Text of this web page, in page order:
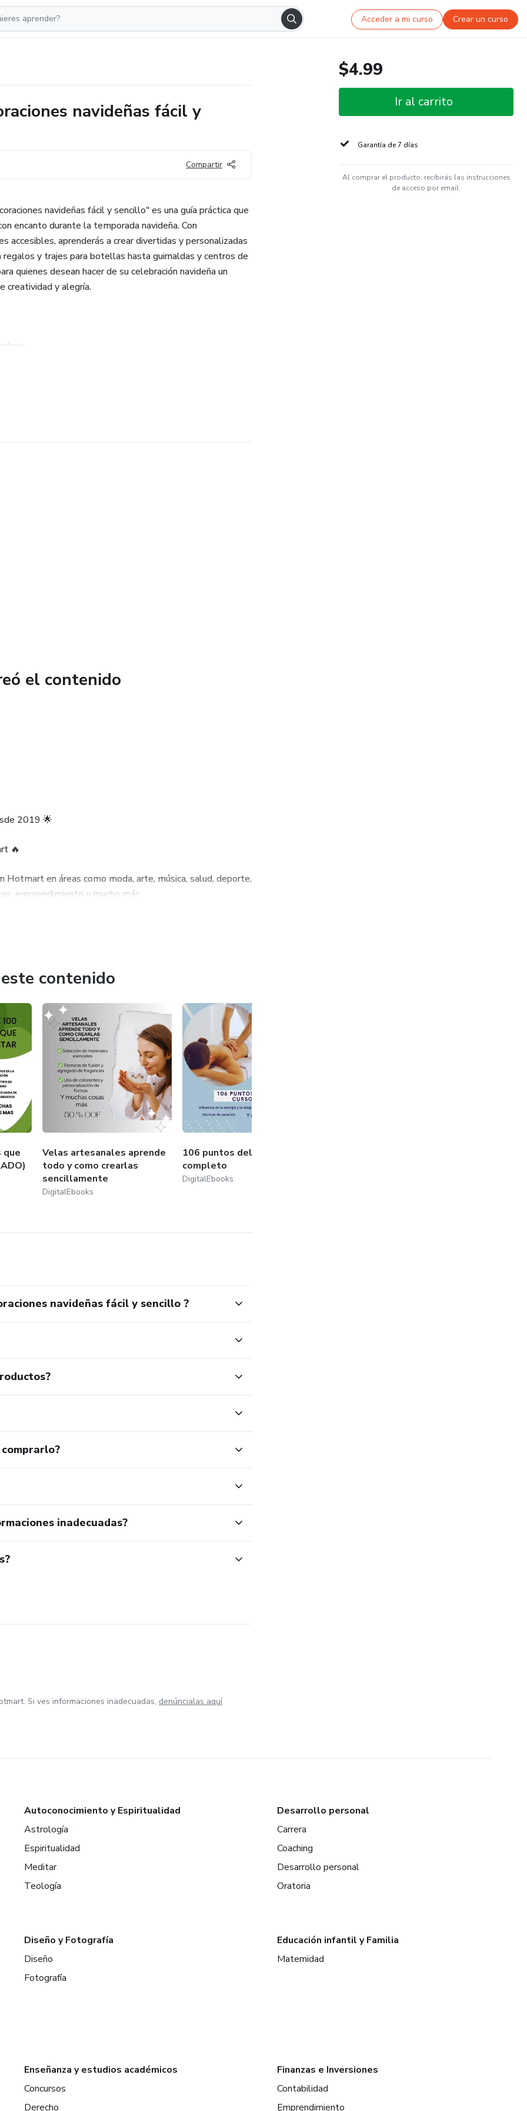
Acceder a mi curso Crear un curso
navideñas fácil y
Compartir
navideñas fácil y sencillo" es una guía práctica que
encanto durante la temporada navideña. Con
accesibles, aprenderás a crear divertidas y personalizadas
regalos y trajes para botellas hasta guirnaldas y centros de
quienes desean hacer de su celebración navideña un
creatividad y alegría.
mesa
dorados
el contenido
2019 🌟
🔥
en áreas como moda, arte, música, salud, deporte,
emprendimiento y mucho más.
y WhatsApp.
garantía de excelencia.
habilidades y emprender con éxito.
en Hotmart y transforma tu vida con conocimiento
contenido
que
Velas artesanales aprende
todo y como crearlas
sencillamente
DigitalEbooks
106 puntos del dolor curso
completo
DigitalEbooks
navideñas fácil y sencillo ?
inadecuadas?
$4.99
Ir al carrito
Garantía de 7 días
Al comprar el producto, recibirás las instrucciones
de acceso por email.
Si ves informaciones inadecuadas, denúncialas aquí
Autoconocimiento y Espiritualidad
Astrología
Espiritualidad
Meditar
Teología
Desarrollo personal
Carrera
Coaching
Desarrollo personal
Oratoria
Diseño y Fotografía
Diseño
Fotografía
Educación infantil y Familia
Maternidad
Enseñanza y estudios académicos
Concursos
Derecho
Finanzas e Inversiones
Contabilidad
Emprendimiento